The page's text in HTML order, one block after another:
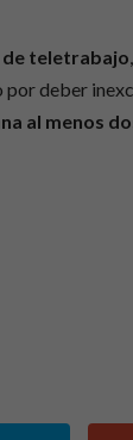
de teletrabajo
deber
al menos